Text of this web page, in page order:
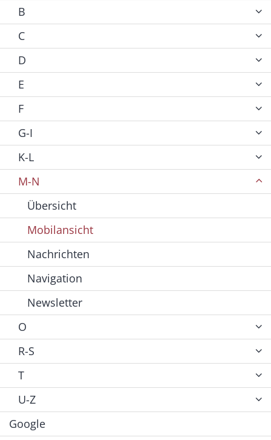
B
C
D
E
F
G-I
K-L
M-N
Übersicht
Mobilansicht
Nachrichten
Navigation
Newsletter
O
R-S
T
U-Z
Google